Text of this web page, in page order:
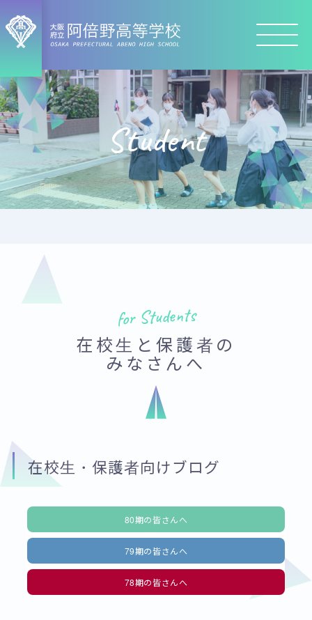
Student
for Students
在校生と保護者の
みなさんへ
在校生・保護者向けブログ
80期の皆さんへ
79期の皆さんへ
78期の皆さんへ